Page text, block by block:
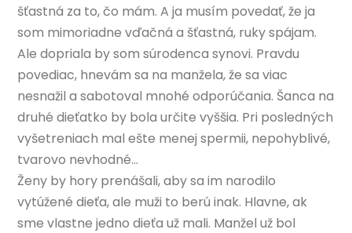
šťastná za to, čo mám. A ja musím povedať, že ja
som mimoriadne vďačná a šťastná, ruky spájam.
Ale dopriala by som súrodenca synovi. Pravdu
povediac, hnevám sa na manžela, že sa viac
nesnažil a sabotoval mnohé odporúčania. Šanca na
druhé dieťatko by bola určite vyššia. Pri posledných
vyšetreniach mal ešte menej spermii, nepohyblivé,
tvarovo nevhodné…
Ženy by hory prenášali, aby sa im narodilo
vytúžené dieťa, ale muži to berú inak. Hlavne, ak
sme vlastne jedno dieťa už mali. Manžel už bol